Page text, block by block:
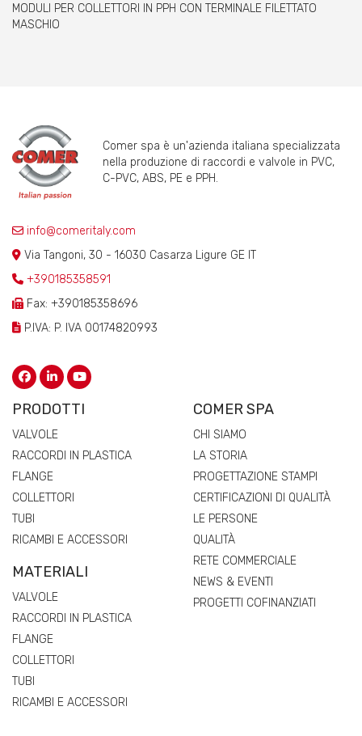
MODULI PER COLLETTORI IN PPH CON TERMINALE FILETTATO
MASCHIO
Comer spa è un'azienda italiana specializzata
nella produzione di raccordi e valvole in PVC,
C-PVC, ABS, PE e PPH.
info@comeritaly.com
Via Tangoni, 30 - 16030 Casarza Ligure GE IT
+390185358591
Fax: +390185358696
P.IVA: P. IVA 00174820993
PRODOTTI
VALVOLE
RACCORDI IN PLASTICA
FLANGE
COLLETTORI
TUBI
RICAMBI E ACCESSORI
MATERIALI
VALVOLE
RACCORDI IN PLASTICA
FLANGE
COLLETTORI
TUBI
RICAMBI E ACCESSORI
COMER SPA
CHI SIAMO
LA STORIA
PROGETTAZIONE STAMPI
CERTIFICAZIONI DI QUALITÀ
LE PERSONE
QUALITÀ
RETE COMMERCIALE
NEWS & EVENTI
PROGETTI COFINANZIATI